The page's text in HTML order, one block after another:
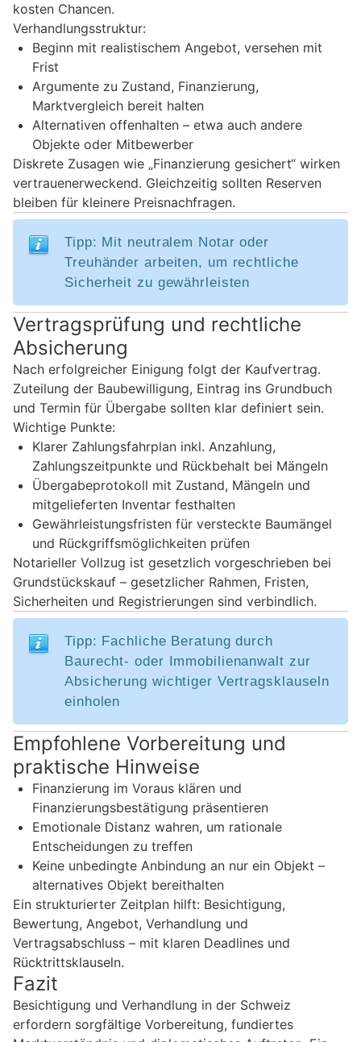
kosten Chancen.
Verhandlungsstruktur:
Beginn mit realistischem Angebot, versehen mit
Frist
Argumente zu Zustand, Finanzierung,
Marktvergleich bereit halten
Alternativen offenhalten – etwa auch andere
Objekte oder Mitbewerber
Diskrete Zusagen wie „Finanzierung gesichert“ wirken
vertrauenerweckend. Gleichzeitig sollten Reserven
bleiben für kleinere Preisnachfragen.
Tipp: Mit neutralem Notar oder
Treuhänder arbeiten, um rechtliche
Sicherheit zu gewährleisten
Vertragsprüfung und rechtliche
Absicherung
Nach erfolgreicher Einigung folgt der Kaufvertrag.
Zuteilung der Baubewilligung, Eintrag ins Grundbuch
und Termin für Übergabe sollten klar definiert sein.
Wichtige Punkte:
Klarer Zahlungsfahrplan inkl. Anzahlung,
Zahlungszeitpunkte und Rückbehalt bei Mängeln
Übergabeprotokoll mit Zustand, Mängeln und
mitgelieferten Inventar festhalten
Gewährleistungsfristen für versteckte Baumängel
und Rückgriffsmöglichkeiten prüfen
Notarieller Vollzug ist gesetzlich vorgeschrieben bei
Grundstückskauf – gesetzlicher Rahmen, Fristen,
Sicherheiten und Registrierungen sind verbindlich.
Tipp: Fachliche Beratung durch
Baurecht- oder Immobilienanwalt zur
Absicherung wichtiger Vertragsklauseln
einholen
Empfohlene Vorbereitung und
praktische Hinweise
Finanzierung im Voraus klären und
Finanzierungsbestätigung präsentieren
Emotionale Distanz wahren, um rationale
Entscheidungen zu treffen
Keine unbedingte Anbindung an nur ein Objekt –
alternatives Objekt bereithalten
Ein strukturierter Zeitplan hilft: Besichtigung,
Bewertung, Angebot, Verhandlung und
Vertragsabschluss – mit klaren Deadlines und
Rücktrittsklauseln.
Fazit
Besichtigung und Verhandlung in der Schweiz
erfordern sorgfältige Vorbereitung, fundiertes